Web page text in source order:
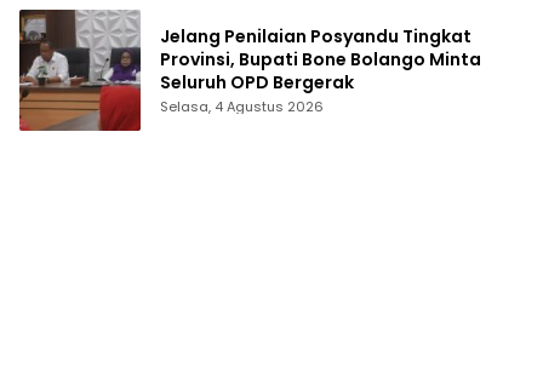
Jelang Penilaian Posyandu Tingkat
Provinsi, Bupati Bone Bolango Minta
Seluruh OPD Bergerak
Selasa, 4 Agustus 2026